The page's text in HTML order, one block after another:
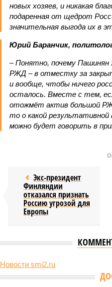
новых хозяев, и никакая
подаренная от щедрот
значительная выгода их в
Юрий Баранчик,
– Понятно, почему
РЖД – в отместку за
и вообще, чтобы ничего
осталось. Вместе с тем,
отожмёт актив большой
то о какой
можно будет говорить в
Экс-президент
Финляндии
отказался признать
Россию угрозой для
Европы
Новости smi2.ru
В нескольких
«Сказочного леса» пайщики ЖК